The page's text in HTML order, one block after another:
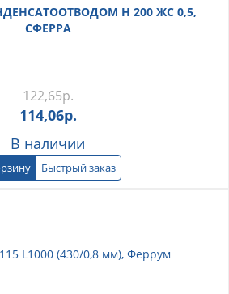
Н 200 ЖС 0,5,
СФЕРРА
122,65р.
114,06р.
В наличии
Быстрый заказ